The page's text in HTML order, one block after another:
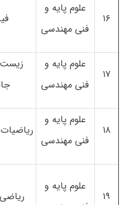
۱۶
علوم پایه و
فنی مهندسی
۱۷
علوم پایه و
فنی مهندسی
۱۸
علوم پایه و
فنی مهندسی
۱۹
علوم پایه و